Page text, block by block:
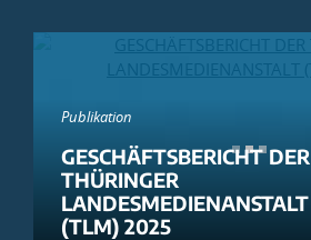
Publikation
GESCHÄFTSBERICHT DER
THÜRINGER
LANDESMEDIENANSTALT
(TLM) 2025